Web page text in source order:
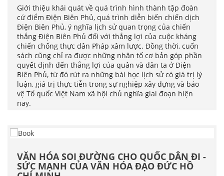
Giới thiệu khái quát về quá trình hình thành tập đoàn
cứ điểm Điện Biên Phủ, quá trình diễn biến chiến dịch
Điện Biên Phủ, ý nghĩa lịch sử quan trọng của chiến
thắng Điện Biên Phủ đối với thắng lợi của cuộc kháng
chiến chống thực dân Pháp xâm lược. Đồng thời, cuốn
sách cũng chỉ ra được những nhân tố cơ bản góp phần
quyết định đến thắng lợi của quân và dân ta ở Điện
Biên Phủ, từ đó rút ra những bài học lịch sử có giá trị lý
luận, giá trị thực tiễn trong sự nghiệp xây dựng và bảo
vệ Tổ quốc Việt Nam xã hội chủ nghĩa giai đoạn hiện
nay.
VĂN HÓA SOI ĐƯỜNG CHO QUỐC DÂN ĐI -
SỨC MẠNH CỦA VĂN HÓA ĐẠO ĐỨC HỒ